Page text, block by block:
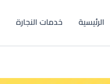
الرئيسية خدمات النجارة